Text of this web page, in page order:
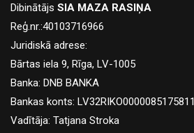
Dibinātājs SIA MAZA RASIŅA
Reģ.nr.:40103716966
Juridiskā adrese:
Bārtas iela 9, Rīga, LV-1005
Banka: DNB BANKA
Bankas konts: LV32RIKO0000085175811
Vadītāja: Tatjana Stroka